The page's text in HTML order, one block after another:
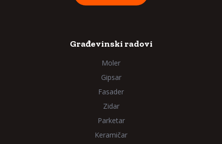
Građevinski radovi
Moler
Gipsar
Fasader
Zidar
Parketar
Keramičar